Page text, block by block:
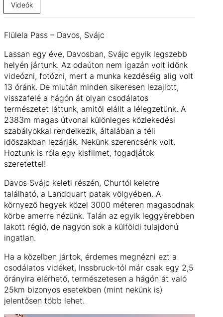
Videók
Flülela Pass – Davos, Svájc
Lassan egy éve, Davosban, Svájc egyik legszebb
helyén jártunk. Az odaúton nem igazán volt időnk
videózni, fotózni, mert a munka kezdéséig alig volt
13 óránk. De miután minden sikeresen lezajlott,
visszafelé a hágón át olyan csodálatos
természetet láttunk, amitől elállt a lélegzetünk. A
2383m magas útvonal különleges közlekedési
szabályokkal rendelkezik, általában a téli
időszakban lezárják. Nekünk szerencsénk volt.
Hoztunk is róla egy kisfilmet, fogadjátok
szeretettel!
Davos Svájc keleti részén, Churtól keletre
található, a Landquart patak völgyében. A
környező hegyek közel 3000 méteren magasodnak
körbe amerre nézünk. Talán az egyik leggyérebben
lakott régió, de nagyon sok a külföldi tulajdonú
ingatlan.
Ha a közelben jártok, érdemes megnézni ezt a
csodálatos vidéket, Inssbruck-tól már csak egy 2,5
órányira elérhető, természetesen a hágón át való
25km bizonyos esetekben (mint nekünk is)
jelentősen több lehet.